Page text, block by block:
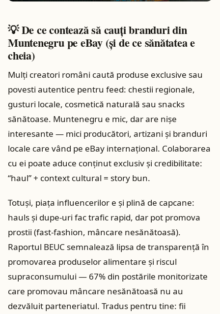
💡 De ce contează să cauți branduri din
Muntenegru pe eBay (și de ce sănătatea e
cheia)
Mulți creatori români caută produse exclusive sau
povesti autentice pentru feed: chestii regionale,
gusturi locale, cosmetică naturală sau snacks
sănătoase. Muntenegru e mic, dar are nişe
interesante — mici producători, artizani și branduri
locale care vând pe eBay internațional. Colaborarea
cu ei poate aduce conținut exclusiv și credibilitate:
“haul” + context cultural = story bun.
Totuși, piața influencerilor e și plină de capcane:
hauls și dupe‑uri fac trafic rapid, dar pot promova
prostii (fast‑fashion, mâncare nesănătoasă).
Raportul BEUC semnalează lipsa de transparență în
promovarea produselor alimentare și riscul
supraconsumului — 67% din postările monitorizate
care promovau mâncare nesănătoasă nu au
dezvăluit parteneriatul. Tradus pentru tine: fii